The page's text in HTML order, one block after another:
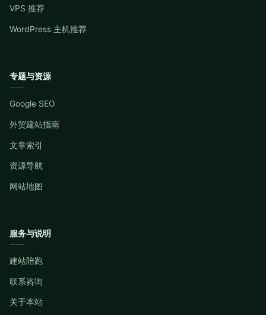
VPS 推荐
WordPress 主机推荐
专题与资源
Google SEO
外贸建站指南
文章索引
资源导航
网站地图
服务与说明
建站陪跑
联系咨询
关于本站